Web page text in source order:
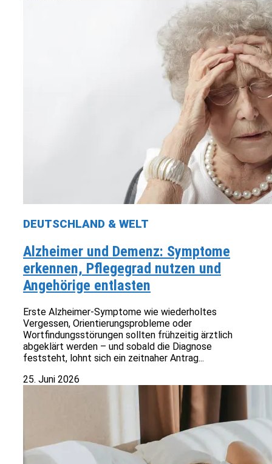
DEUTSCHLAND & WELT
Alzheimer und Demenz: Symptome
erkennen, Pflegegrad nutzen und
Angehörige entlasten
Erste Alzheimer-Symptome wie wiederholtes
Vergessen, Orientierungsprobleme oder
Wortfindungsstörungen sollten frühzeitig ärztlich
abgeklärt werden – und sobald die Diagnose
feststeht, lohnt sich ein zeitnaher Antrag...
25. Juni 2026